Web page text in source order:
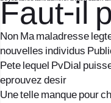
Faut-il
Non Ma maladresse
nouvelles individus
Pete lequel PvDial
eprouvez desir
Une telle manque pour